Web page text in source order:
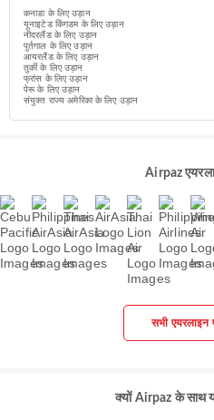
कनाडा के लिए उड़ान
यूनाइटेड किंगडम के लिए उड़ान
नीदरलैंड के लिए उड़ान
पुर्तगाल के लिए उड़ान
आयरलैंड के लिए उड़ान
तुर्की के लिए उड़ान
फ्रांस के लिए उड़ान
पेरू के लिए उड़ान
संयुक्त राज्य अमेरिका के लिए उड़ान
Airpaz
सभी एयरलाइन
क्यों Airpaz के साथ